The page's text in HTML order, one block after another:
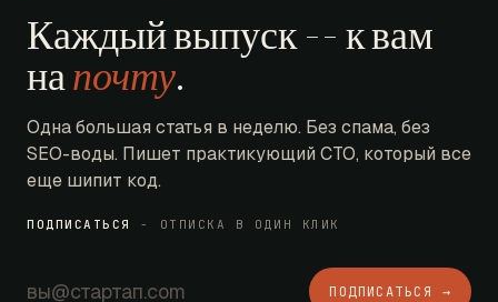
Каждый выпуск -- к вам
напочту.
Одна большая статья в неделю. Без спама, без
SEO-воды. Пишет практикующий CTO, который все
еще шипит код.
ПОДПИСАТЬСЯ - ОТПИСКА В ОДИН КЛИК
ПОДПИСАТЬСЯ →